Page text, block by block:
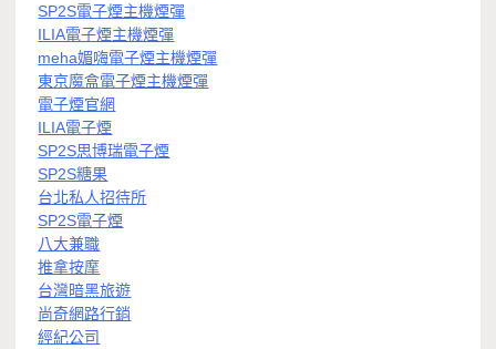
SP2S電子煙主機煙彈
ILIA電子煙主機煙彈
meha媚嗨電子煙主機煙彈
東京魔盒電子煙主機煙彈
電子煙官網
ILIA電子煙
SP2S思博瑞電子煙
SP2S糖果
台北私人招待所
SP2S電子煙
八大兼職
推拿按摩
台灣暗黑旅遊
尚奇網路行銷
經紀公司